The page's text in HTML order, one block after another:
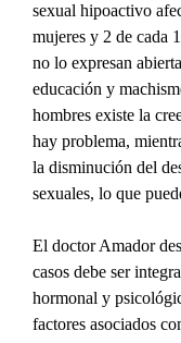
sexual hipoactivo
mujeres y 2 de cada
no lo expresan
educación y
hombres existe la
hay problema,
la disminución del
sexuales, lo que
El doctor Amador
casos debe ser
hormonal y
factores asociados